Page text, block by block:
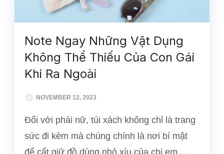
Note Ngay Những Vật Dụng
Không Thể Thiếu Của Con Gái
Khi Ra Ngoài
NOVEMBER 12, 2023
Đối với phái nữ, túi xách không chỉ là trang
sức đi kèm mà chúng chính là nơi bí mật
để cất giữ đồ dùng nhỏ xíu của chị em. …